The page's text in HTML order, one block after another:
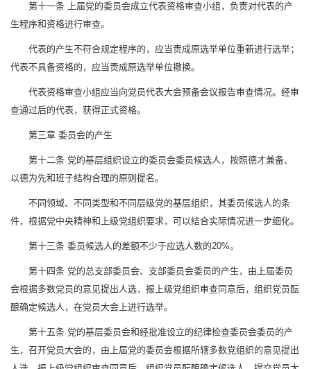
第十一条 上届党的委员会成立代表资格审查小组，负责对代表的产
生程序和资格进行审查。
代表的产生不符合规定程序的，应当责成原选举单位重新进行选举；
代表不具备资格的，应当责成原选举单位撤换。
代表资格审查小组应当向党员代表大会预备会议报告审查情况。经审
查通过后的代表，获得正式资格。
第三章 委员会的产生
第十二条 党的基层组织设立的委员会委员候选人，按照德才兼备、
以德为先和班子结构合理的原则提名。
不同领域、不同类型和不同层级党的基层组织，其委员候选人的条
件，根据党中央精神和上级党组织要求，可以结合实际情况进一步细化。
第十三条 委员候选人的差额不少于应选人数的20%。
第十四条 党的总支部委员会、支部委员会委员的产生，由上届委员
会根据多数党员的意见提出人选，报上级党组织审查同意后，组织党员酝
酿确定候选人，在党员大会上进行选举。
第十五条 党的基层委员会和经批准设立的纪律检查委员会委员的产
生，召开党员大会的，由上届党的委员会根据所辖多数党组织的意见提出